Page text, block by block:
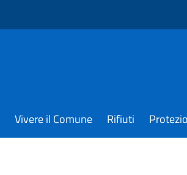
Vivere il Comune Rifiuti